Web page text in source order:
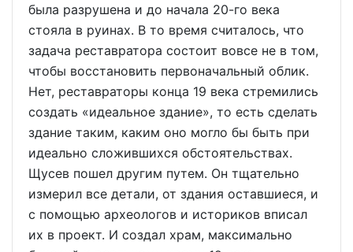
была разрушена и до начала 20-го века
стояла в руинах. В то время считалось, что
задача реставратора состоит вовсе не в том,
чтобы восстановить первоначальный облик.
Нет, реставраторы конца 19 века стремились
создать «идеальное здание», то есть сделать
здание таким, каким оно могло бы быть при
идеально сложившихся обстоятельствах.
Щусев пошел другим путем. Он тщательно
измерил все детали, от здания оставшиеся, и
с помощью археологов и историков вписал
их в проект. И создал храм, максимально